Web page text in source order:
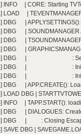
INFO | CORE: Starting
LOAD |
DBG |
DBG |
DBG |
DBG |
DBG | :
DBG | : Initialized
DBG | : Initialized
DBG | APP.CREATE():
LOAD DBG |
INFO | TAPP.START():
DBG | DIALOGUES:
DBG | : Closing
SAVE DBG |